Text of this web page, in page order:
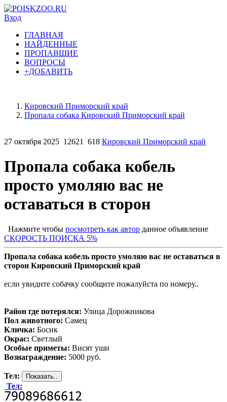
Вход
ГЛАВНАЯ
НАЙДЕННЫЕ
ПРОПАВШИЕ
ВОПРОСЫ
+ДОБАВИТЬ
Кировский Приморский край
Пропала собака Кировский Приморский край
27 октября 2025 12621 618 Кировский Приморский край
Пропала собака кобель
просто умоляю вас не
оставаться в сторон
Нажмите чтобы посмотреть как автор данное объявление
СКОРОСТЬ ПОИСКА 5%
Пропала собака кобель просто умоляю вас не оставаться в
сторон Кировский Приморский край
если увидите собачку сообщите пожалуйста по номеру..
Район где потерялся: Улица Дорожникова
Пол животного: Самец
Кличка: Босик
Окрас: Светлый
Особые приметы: Висят уши
Вознаграждение: 5000 руб.
Тел:
Тел: